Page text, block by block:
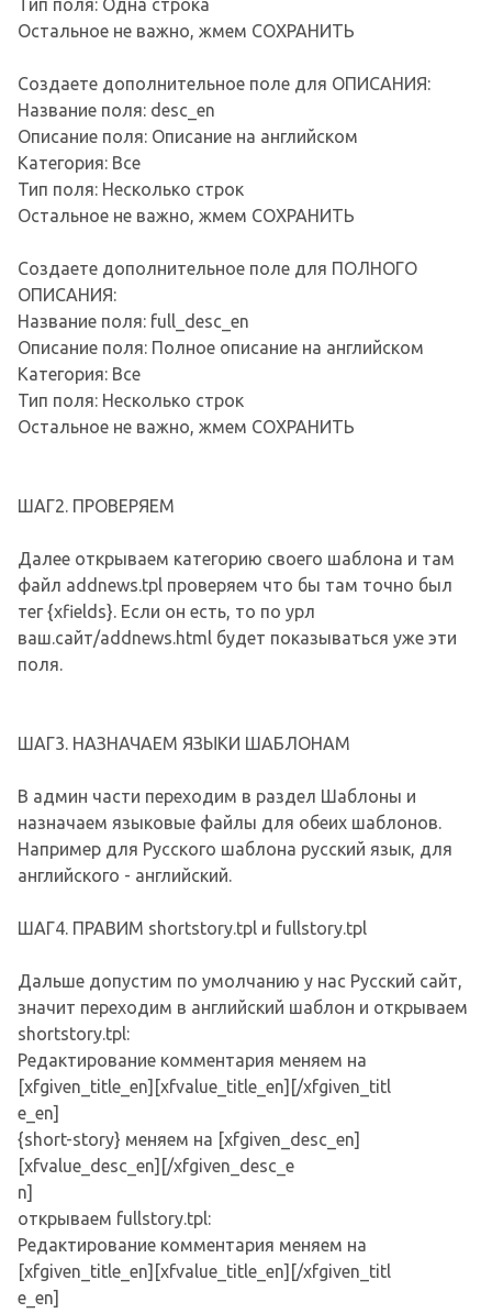
Тип поля: Одна строка
Остальное не важно, жмем СОХРАНИТЬ
Создаете дополнительное поле для ОПИСАНИЯ:
Название поля: desc_en
Описание поля: Описание на английском
Категория: Все
Тип поля: Несколько строк
Остальное не важно, жмем СОХРАНИТЬ
Создаете дополнительное поле для ПОЛНОГО
ОПИСАНИЯ:
Название поля: full_desc_en
Описание поля: Полное описание на английском
Категория: Все
Тип поля: Несколько строк
Остальное не важно, жмем СОХРАНИТЬ
ШАГ2. ПРОВЕРЯЕМ
Далее открываем категорию своего шаблона и там
файл addnews.tpl проверяем что бы там точно был
тег {xfields}. Если он есть, то по урл
ваш.сайт/addnews.html будет показываться уже эти
поля.
ШАГ3. НАЗНАЧАЕМ ЯЗЫКИ ШАБЛОНАМ
В админ части переходим в раздел Шаблоны и
назначаем языковые файлы для обеих шаблонов.
Например для Русского шаблона русский язык, для
английского - английский.
ШАГ4. ПРАВИМ shortstory.tpl и fullstory.tpl
Дальше допустим по умолчанию у нас Русский сайт,
значит переходим в английский шаблон и открываем
shortstory.tpl:
Редактирование комментария меняем на
[xfgiven_title_en][xfvalue_title_en][/xfgiven_titl
e_en]
{short-story} меняем на [xfgiven_desc_en]
[xfvalue_desc_en][/xfgiven_desc_e
n]
открываем fullstory.tpl:
Редактирование комментария меняем на
[xfgiven_title_en][xfvalue_title_en][/xfgiven_titl
e_en]